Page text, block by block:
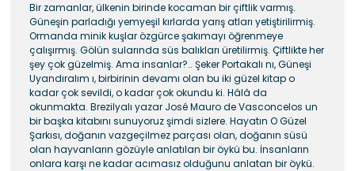
Bir zamanlar, ülkenin birinde kocaman bir çiftlik varmış.
Güneşin parladığı yemyeşil kırlarda yarış atları yetiştirilirmiş.
Ormanda minik kuşlar özgürce şakımayı öğrenmeye
çalışırmış. Gölün sularında süs balıkları üretilirmiş. Çiftlikte her
şey çok güzelmiş. Ama insanlar?.. Şeker Portakalı nı, Güneşi
Uyandıralım ı, birbirinin devamı olan bu iki güzel kitap o
kadar çok sevildi, o kadar çok okundu ki. Hâlâ da
okunmakta. Brezilyalı yazar José Mauro de Vasconcelos un
bir başka kitabını sunuyoruz şimdi sizlere. Hayatın O Güzel
Şarkısı, doğanın vazgeçilmez parçası olan, doğanın süsü
olan hayvanların gözüyle anlatılan bir öykü bu. İnsanların
onlara karşı ne kadar acımasız olduğunu anlatan bir öykü.